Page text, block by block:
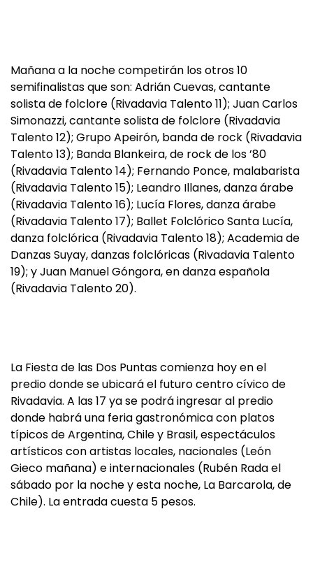
Mañana a la noche competirán los otros 10
semifinalistas que son: Adrián Cuevas, cantante
solista de folclore (Rivadavia Talento 11); Juan Carlos
Simonazzi, cantante solista de folclore (Rivadavia
Talento 12); Grupo Apeirón, banda de rock (Rivadavia
Talento 13); Banda Blankeira, de rock de los ’80
(Rivadavia Talento 14); Fernando Ponce, malabarista
(Rivadavia Talento 15); Leandro Illanes, danza árabe
(Rivadavia Talento 16); Lucía Flores, danza árabe
(Rivadavia Talento 17); Ballet Folclórico Santa Lucía,
danza folclórica (Rivadavia Talento 18); Academia de
Danzas Suyay, danzas folclóricas (Rivadavia Talento
19); y Juan Manuel Góngora, en danza española
(Rivadavia Talento 20).
La Fiesta de las Dos Puntas comienza hoy en el
predio donde se ubicará el futuro centro cívico de
Rivadavia. A las 17 ya se podrá ingresar al predio
donde habrá una feria gastronómica con platos
típicos de Argentina, Chile y Brasil, espectáculos
artísticos con artistas locales, nacionales (León
Gieco mañana) e internacionales (Rubén Rada el
sábado por la noche y esta noche, La Barcarola, de
Chile). La entrada cuesta 5 pesos.